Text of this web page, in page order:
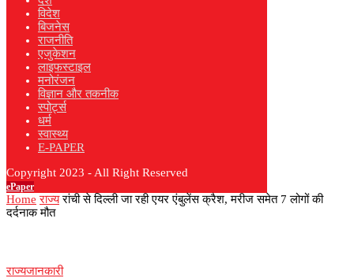
विदेश
बिजनेस
राजनीति
एजुकेशन
लाइफस्टाइल
मनोरंजन
विज्ञान और तकनीक
स्पोर्ट्स
धर्म
स्वास्थ्य
E-PAPER
Copyright 2023 - All Right Reserved
ePaper
Home राज्य रांची से दिल्ली जा रही एयर एंबुलेंस क्रैश, मरीज समेत 7 लोगों की
दर्दनाक मौत
राज्यजानकारी